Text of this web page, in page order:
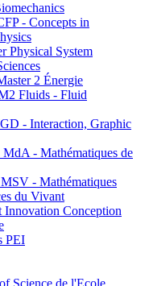
- Concepts in
Physical System
2 Énergie
Fluids - Fluid
- Interaction, Graphic
- Mathématiques de
- Mathématiques
du Vivant
Conception
PEI
Science de l'Ecole